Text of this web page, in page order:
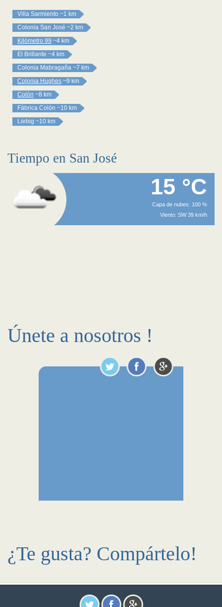
Villa Sarmiento ~1 km
Colonia San José ~2 km
Kilómetro 99 ~4 km
El Brillante ~4 km
Colonia Mabragaña ~7 km
Colonia Hughes ~9 km
Colón ~8 km
Fábrica Colón ~10 km
Liebig ~10 km
Tiempo en San José
15 °C
Capa de nubes: 100 %
Viento: SW 39 km/h
Únete a nosotros !
¿Te gusta? Compártelo!